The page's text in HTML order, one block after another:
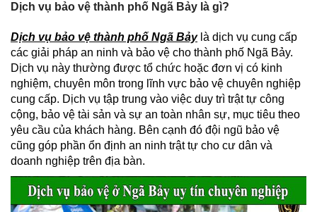
Dịch vụ bảo vệ thành phố Ngã Bảy là gì?
Dịch vụ bảo vệ thành phố Ngã Bảylà dịch vụ cung cấp
các giải pháp an ninh và bảo vệ cho thành phố Ngã Bảy.
Dịch vụ này thường được tổ chức hoặc đơn vị có kinh
nghiệm, chuyên môn trong lĩnh vực bảo vệ chuyên nghiệp
cung cấp. Dịch vụ tập trung vào việc duy trì trật tự công
cộng, bảo vệ tài sản và sự an toàn nhân sự, mục tiêu theo
yêu cầu của khách hàng. Bên cạnh đó đội ngũ bảo vệ
cũng góp phần ổn định an ninh trật tự cho cư dân và
doanh nghiệp trên địa bàn.